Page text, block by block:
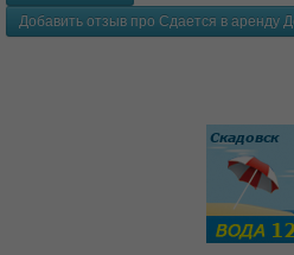
Добавить отзыв про Сдается в аренду